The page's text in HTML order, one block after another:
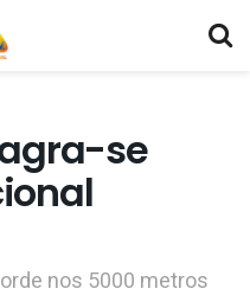
se
nos 5000 metros